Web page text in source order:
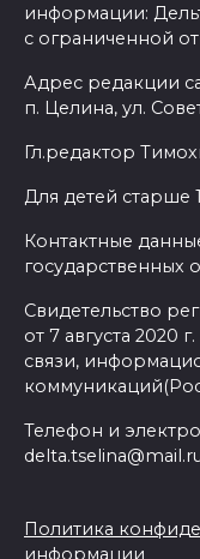
информации:
с ограниченной
Адрес редакции
п. Целина, ул.
Гл.редактор
Для детей старше
Контактные
государственных
Свидетельство
от 7 августа 2020
связи,
Телефон и
Политика
информации